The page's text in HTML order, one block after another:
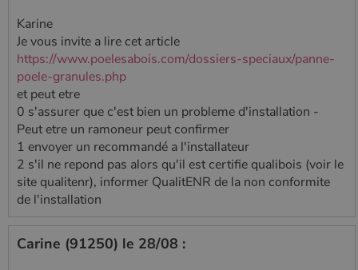
Karine
Je vous invite a lire cet article
https://www.poelesabois.com/dossiers-speciaux/panne-
poele-granules.php
et peut etre
0 s'assurer que c'est bien un probleme d'installation -
Peut etre un ramoneur peut confirmer
1 envoyer un recommandé a l'installateur
2 s'il ne repond pas alors qu'il est certifie qualibois (voir le
site qualitenr), informer QualitENR de la non conformite
de l'installation
Carine (91250) le 28/08 :